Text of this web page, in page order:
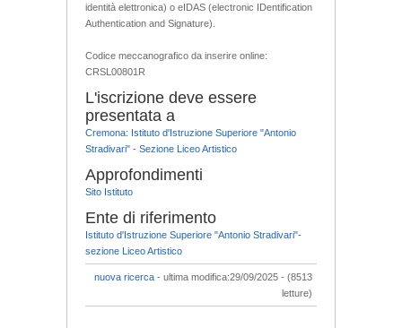
identità elettronica) o eIDAS (electronic IDentification
Authentication and Signature).
Codice meccanografico da inserire online:
CRSL00801R
L'iscrizione deve essere
presentata a
Cremona: Istituto d'Istruzione Superiore "Antonio
Stradivari" - Sezione Liceo Artistico
Approfondimenti
Sito Istituto
Ente di riferimento
Istituto d'Istruzione Superiore "Antonio Stradivari"-
sezione Liceo Artistico
nuova ricerca - ultima modifica:29/09/2025 - (8513
letture)